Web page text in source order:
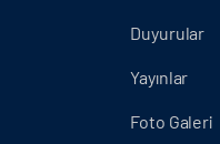
Duyurular
Yayınlar
Foto Galeri